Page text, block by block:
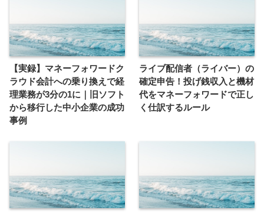
【実録】マネーフォワードク
ラウド会計への乗り換えで経
理業務が3分の1に｜旧ソフト
から移行した中小企業の成功
事例
ライブ配信者（ライバー）の
確定申告！投げ銭収入と機材
代をマネーフォワードで正し
く仕訳するルール